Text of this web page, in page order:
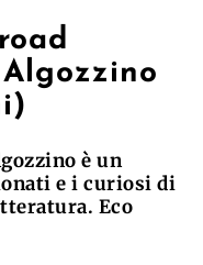
è un
e i curiosi di
Eco